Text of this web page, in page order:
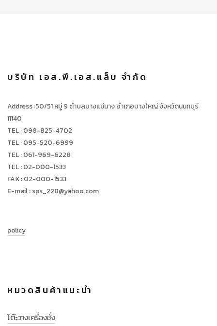
บริษัท เอส.พี.เอส.แล็บ จำกัด
Address :50/51 หมู่ 9 ตำบลบางแม่นาง อำเภอบางใหญ่ จังหวัดนนทบุรี
11140
TEL : 098-825-4702
TEL : 095-520-6999
TEL : 061-969-6228
TEL : 02-000-1533
FAX : 02-000-1533
E-mail : sps_228@yahoo.com
policy
หมวดสินค้าแนะนำ
โต๊ะวางเครื่องชั่ง